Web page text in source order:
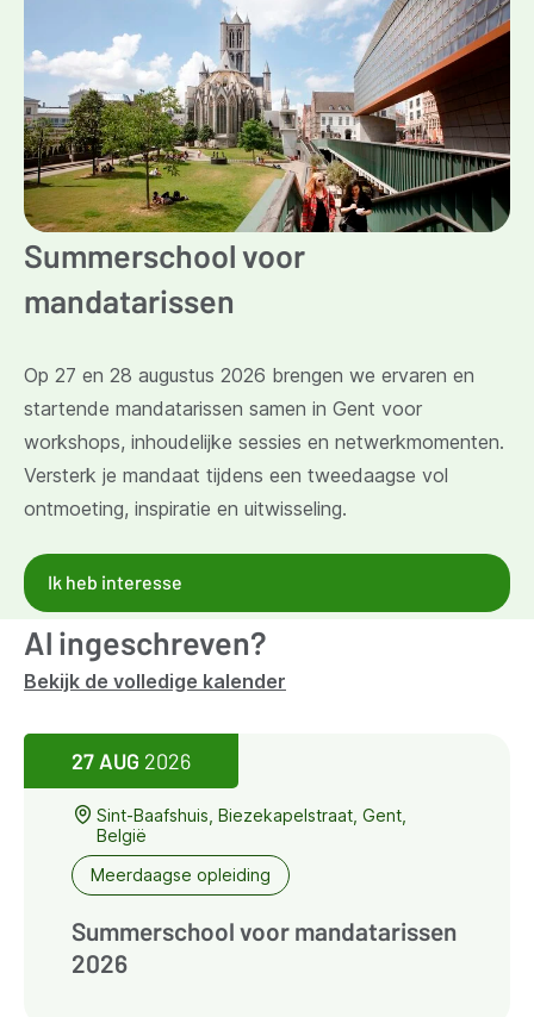
Summerschool voor
mandatarissen
Op 27 en 28 augustus 2026 brengen we ervaren en
startende mandatarissen samen in Gent voor
workshops, inhoudelijke sessies en netwerkmomenten.
Versterk je mandaat tijdens een tweedaagse vol
ontmoeting, inspiratie en uitwisseling.
Ik heb interesse
Al ingeschreven?
Bekijk de volledige kalender
27 AUG 2026
Sint-Baafshuis, Biezekapelstraat, Gent,
België
Meerdaagse opleiding
Summerschool voor mandatarissen
2026